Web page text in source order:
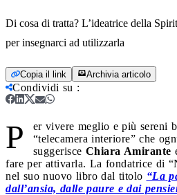
Di cosa di tratta? L’ideatrice della
per insegnarci ad utilizzarla
Copia il link Archivia articolo
Condividi su :
P
er vivere meglio e più sereni
“telecamera interiore” che
suggerisce Chiara Amirante
fare per attivarla. La fondatrice di
nel suo nuovo libro dal titolo “La
dall’ansia, dalle paure e dai